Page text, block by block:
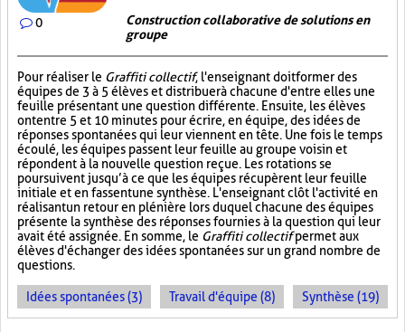
0
Construction collaborative de solutions en
groupe
Pour réaliser le Graffiti collectif, l'enseignant doit former des
équipes de 3 à 5 élèves et distribuer à chacune d'entre elles une
feuille présentant une question différente. Ensuite, les élèves
ont entre 5 et 10 minutes pour écrire, en équipe, des idées de
réponses spontanées qui leur viennent en tête. Une fois le temps
écoulé, les équipes passent leur feuille au groupe voisin et
répondent à la nouvelle question reçue. Les rotations se
poursuivent jusqu’à ce que les équipes récupèrent leur feuille
initiale et en fassent une synthèse. L'enseignant clôt l'activité en
réalisant un retour en plénière lors duquel chacune des équipes
présente la synthèse des réponses fournies à la question qui leur
avait été assignée. En somme, le Graffiti collectifpermet aux
élèves d'échanger des idées spontanées sur un grand nombre de
questions.
Idées spontanées (3) Travail d'équipe (8) Synthèse (19)